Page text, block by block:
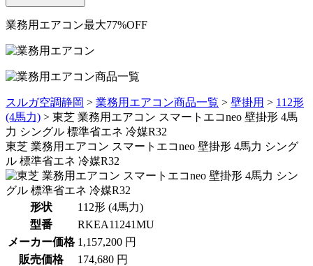
業務用エアコン最大77%OFF
スルガ空調静岡 > 業務用エアコン商品一覧 > 壁掛用 > 112形
(4馬力) > 東芝 業務用エアコン スマートエコneo 壁掛形 4馬
力 シングル 標準省エネ 冷媒R32
東芝 業務用エアコン スマートエコneo 壁掛形 4馬力 シング
ル 標準省エネ 冷媒R32
形状
112形 (4馬力)
型番
RKEA11241MU
メーカー価格 1,157,200 円
販売価格
174,680 円